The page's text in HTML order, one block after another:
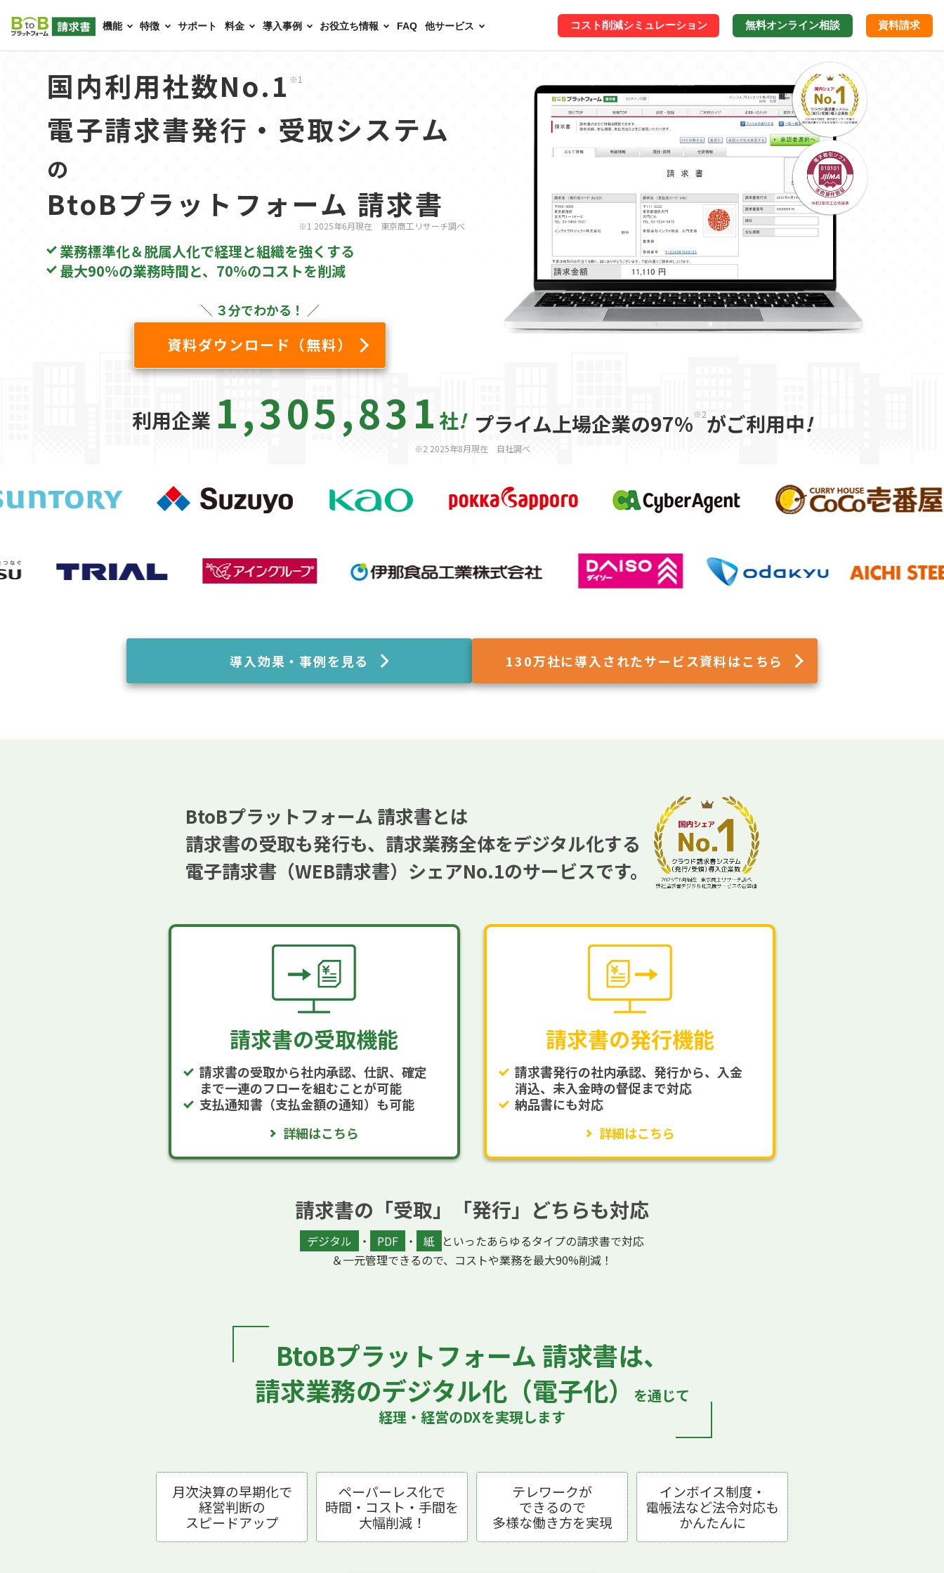
コスト削減シミュレーション 無料オンライン相談 資料請求
機能 特徴 サポート 料金 導入事例 お役立ち情報 FAQ 他サービス
国内利用社数No.1 ※1
電子請求書発行・受取システム
の
BtoBプラットフォーム 請求書
※1 2025年6月現在 東京商工リサーチ調べ
業務標準化＆脱属人化で経理と組織を強くする
最大90％の業務時間と、70％のコストを削減
＼ ３分でわかる！ ／
資料ダウンロード（無料）
利用企業 1,305,831社! プライム上場企業の97%※2がご利用中!
※2 2025年8月現在 自社調べ
導入効果・事例を見る 130万社に導入されたサービス資料はこちら
BtoBプラットフォーム 請求書とは
請求書の受取も発行も、請求業務全体をデジタル化する
電子請求書（WEB請求書） シェアNo.1のサービスです。
請求書の受取機能
請求書の受取から社内承認、仕訳、確定
まで一連のフローを組むことが可能
支払通知書（支払金額の通知）も可能
詳細はこちら
請求書の発行機能
請求書発行の社内承認、発行から、入金
消込、未入金時の督促まで対応
納品書にも対応
詳細はこちら
請求書の「受取」「発行」どちらも対応
デジタル ・ PDF ・ 紙 といったあらゆるタイプの請求書で対応
＆一元管理できるので、コストや業務を最大90%削減！
BtoBプラットフォーム 請求書は、
請求業務のデジタル化（電子化）
を通じて
経理・経営のDXを実現します
月次決算の早期化で
経営判断の
スピードアップ
ペーパーレス化で
時間・コスト・手間を
大幅削減！
テレワークが
できるので
多様な働き方を実現
インボイス制度・
電帳法など法令対応も
かんたんに